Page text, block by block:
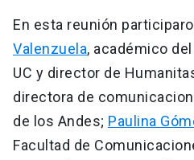
En esta reunión
Valenzuela, académico
UC y director de
directora de
de los Andes; Paulina
Facultad de